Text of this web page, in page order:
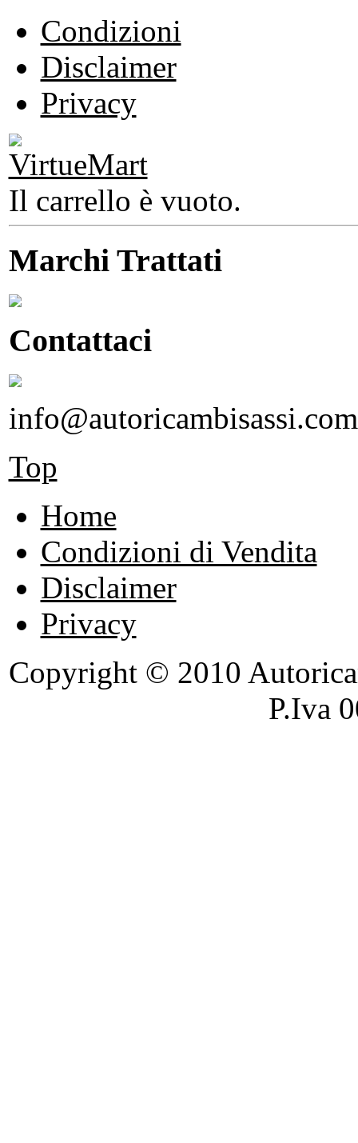
Condizioni
Disclaimer
Privacy
Il carrello è vuoto.
Marchi Trattati
Contattaci
info@autoricambisassi.com
Top
Home
Condizioni di Vendita
Disclaimer
Privacy
Copyright © 2010
P.Iva